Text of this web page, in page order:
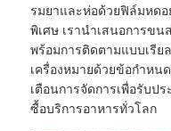
รมยาและห่อด้วยฟิล์มหด
พิเศษ เรานำเสนอการขน
พร้อมการติดตามแบบเรี
เครื่องหมายด้วยข้อกำห
เตือนการจัดการเพื่อรับป
ซื้อบริการอาหารทั่วโลก